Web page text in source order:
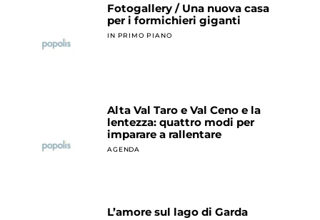
Fotogallery / Una nuova casa
per i formichieri giganti
IN PRIMO PIANO
Alta Val Taro e Val Ceno e la
lentezza: quattro modi per
imparare a rallentare
AGENDA
L’amore sul lago di Garda